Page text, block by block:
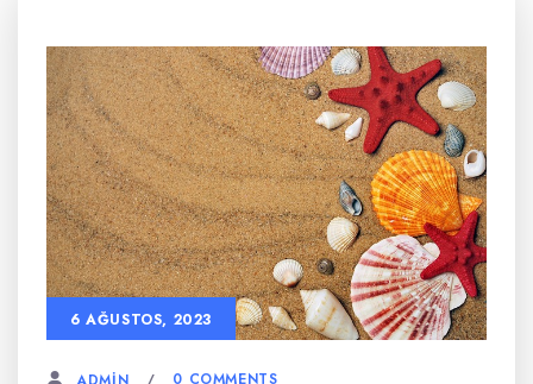
6 AĞUSTOS, 2023
0 COMMENTS